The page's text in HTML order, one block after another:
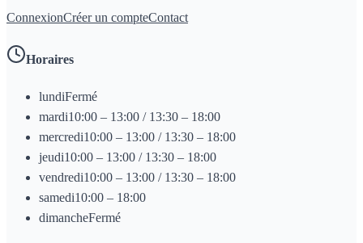
ConnexionCréer un compteContact
Horaires
lundiFermé
mardi10:00 – 13:00 / 13:30 – 18:00
mercredi10:00 – 13:00 / 13:30 – 18:00
jeudi10:00 – 13:00 / 13:30 – 18:00
vendredi10:00 – 13:00 / 13:30 – 18:00
samedi10:00 – 18:00
dimancheFermé